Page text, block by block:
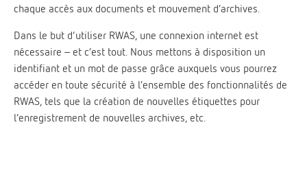
chaque accès aux documents et mouvement d’archives.
Dans le but d’utiliser RWAS, une connexion internet est
nécessaire – et c’est tout. Nous mettons à disposition un
identifiant et un mot de passe grâce auxquels vous pourrez
accéder en toute sécurité à l’ensemble des fonctionnalités de
RWAS, tels que la création de nouvelles étiquettes pour
l’enregistrement de nouvelles archives, etc.